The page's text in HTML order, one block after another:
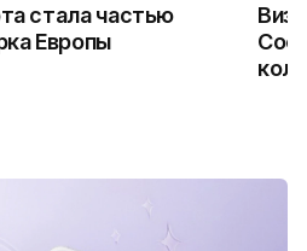
стала частью
Европы